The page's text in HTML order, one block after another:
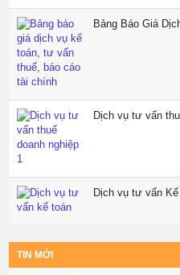
Bảng Báo Giá
Dịch vụ tư vấn
Dịch vụ tư vấn Kế
TIN MỚI